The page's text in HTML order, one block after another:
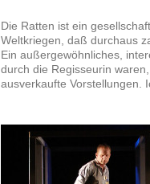
Die Ratten ist ein
Weltkriegen, daß durchaus
Ein außergewöhnliches,
durch die Regisseurin
ausverkaufte Vorstellungen.